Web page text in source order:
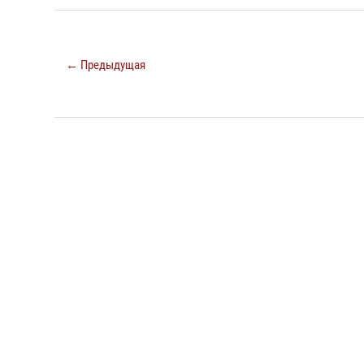
← Предыдущая